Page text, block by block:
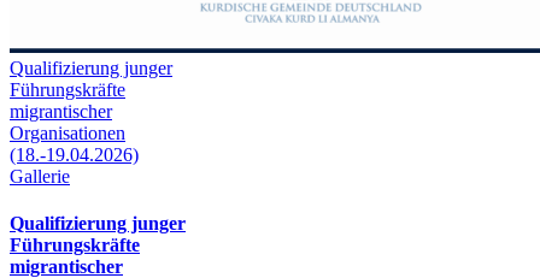
Qualifizierung junger
Führungskräfte
migrantischer
Organisationen
(18.-19.04.2026)
Gallerie
Qualifizierung junger
Führungskräfte
migrantischer